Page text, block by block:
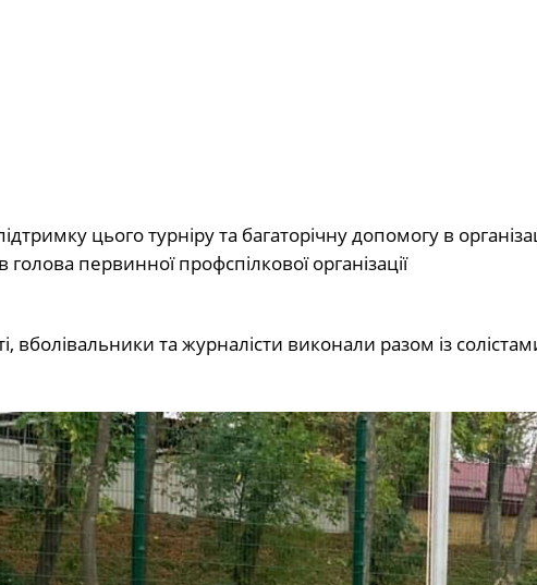
цього турніру та багаторічну допомогу в
первинної профспілкової організації
вболівальники та журналісти виконали разом із